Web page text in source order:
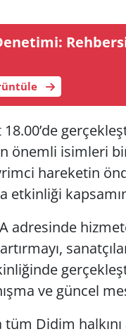
önem­li isim­le­ri
ha­re­ke­tin
et­kin­li­ği
ad­re­sin­de
ve gün­cel
Didim